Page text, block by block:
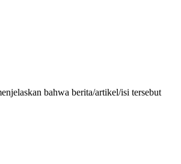
bahwa berita/artikel/isi tersebut